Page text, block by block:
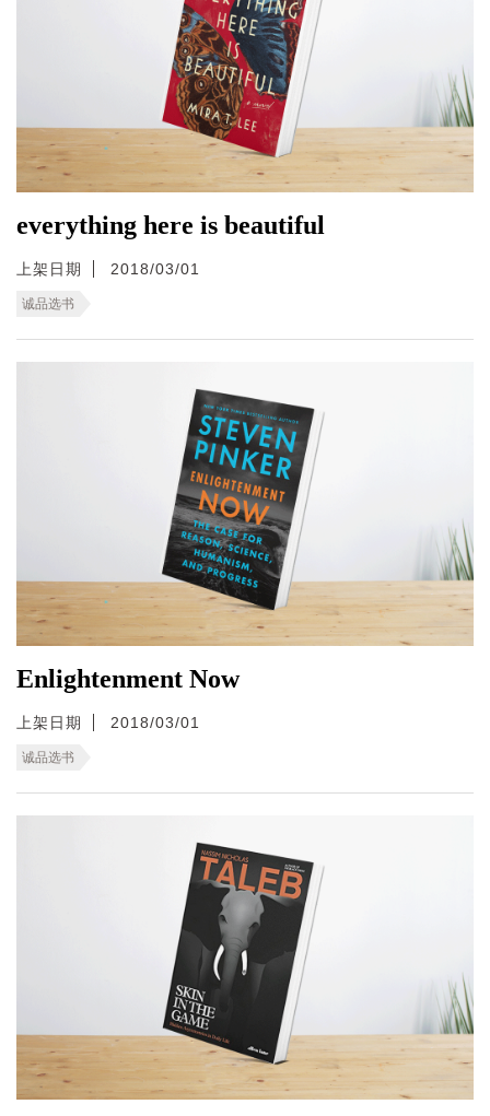
everything here is beautiful
上架日期 2018/03/01
诚品选书
Enlightenment Now
上架日期 2018/03/01
诚品选书